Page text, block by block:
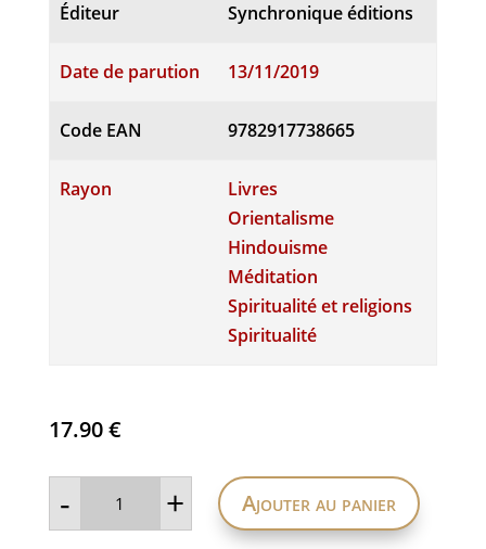
Éditeur Synchronique éditions
Date de parution 13/11/2019
Code EAN 9782917738665
Rayon
Livres
Orientalisme
Hindouisme
Méditation
Spiritualité et religions
Spiritualité
17.90€
- quantité
la
+ Ajouter au panier